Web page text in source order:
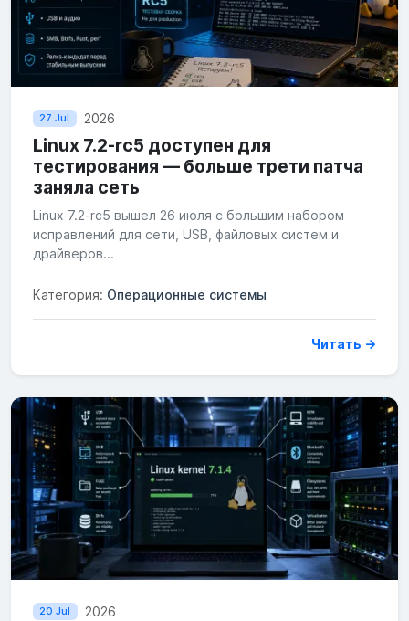
27 Jul 2026
Linux 7.2-rc5 доступен для
тестирования — больше трети патча
заняла сеть
Linux 7.2-rc5 вышел 26 июля с большим набором
исправлений для сети, USB, файловых систем и
драйверов...
Категория: Операционные системы
Читать →
20 Jul 2026